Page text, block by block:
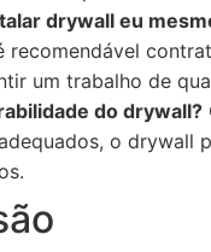
drywall eu
recomendável
um trabalho de
do drywall?
o drywall